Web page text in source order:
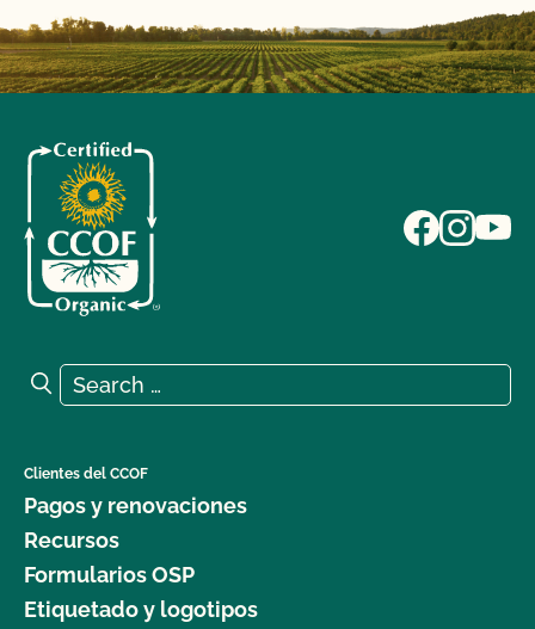
Search for:
Search
Clientes del CCOF
Pagos y renovaciones
Recursos
Formularios OSP
Etiquetado y logotipos